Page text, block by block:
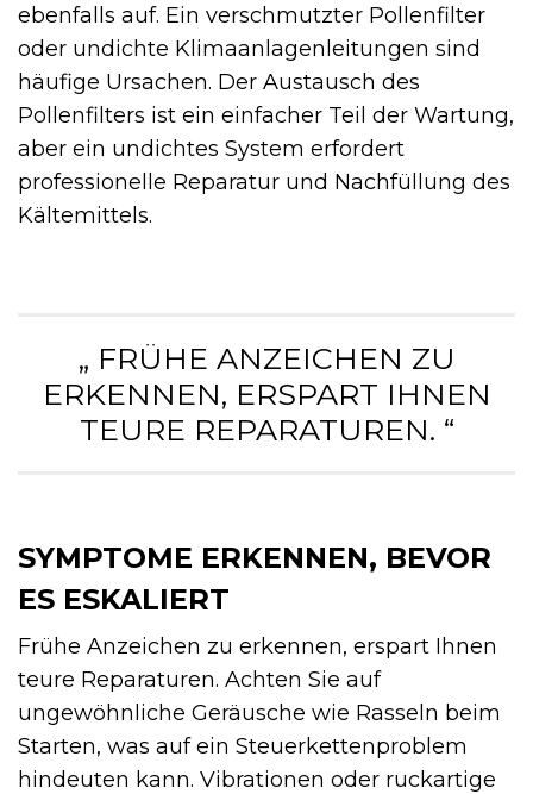
ebenfalls auf. Ein verschmutzter Pollenfilter
oder undichte Klimaanlagenleitungen sind
häufige Ursachen. Der Austausch des
Pollenfilters ist ein einfacher Teil der Wartung,
aber ein undichtes System erfordert
professionelle Reparatur und Nachfüllung des
Kältemittels.
„ FRÜHE ANZEICHEN ZU
ERKENNEN, ERSPART IHNEN
TEURE REPARATUREN. “
SYMPTOME ERKENNEN, BEVOR
ES ESKALIERT
Frühe Anzeichen zu erkennen, erspart Ihnen
teure Reparaturen. Achten Sie auf
ungewöhnliche Geräusche wie Rasseln beim
Starten, was auf ein Steuerkettenproblem
hindeuten kann. Vibrationen oder ruckartige